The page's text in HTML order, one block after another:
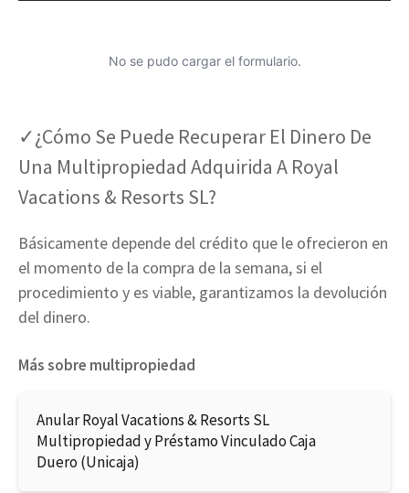
No se pudo cargar el formulario.
✓¿Cómo Se Puede Recuperar El Dinero De
Una Multipropiedad Adquirida A Royal
Vacations & Resorts SL?
Básicamente depende del crédito que le ofrecieron en
el momento de la compra de la semana, si el
procedimiento y es viable, garantizamos la devolución
del dinero.
Más sobre multipropiedad
Anular Royal Vacations & Resorts SL
Multipropiedad y Préstamo Vinculado Caja
Duero (Unicaja)